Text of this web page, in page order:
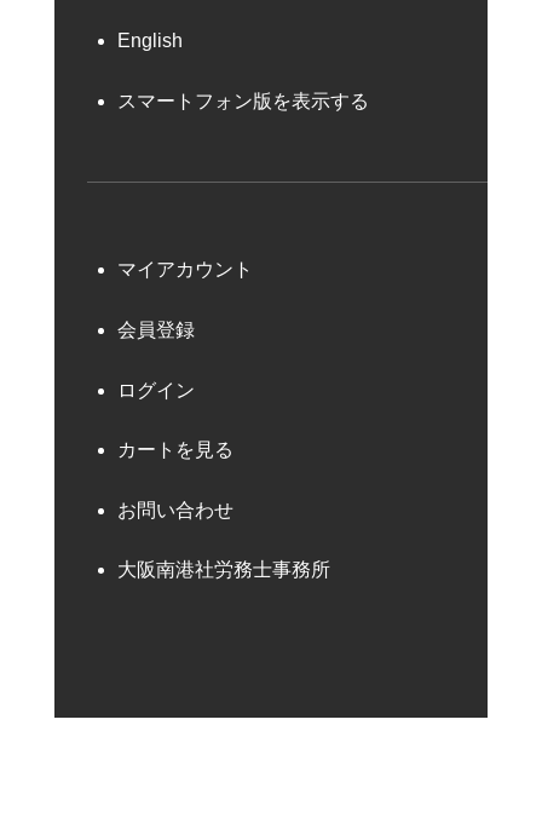
English
スマートフォン版を表示する
マイアカウント
会員登録
ログイン
カートを見る
お問い合わせ
大阪南港社労務士事務所